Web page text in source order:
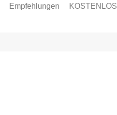
Empfehlungen KOSTENLOS